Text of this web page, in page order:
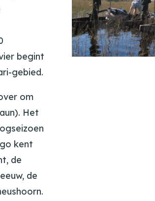
begint
gebied.
om
Het
kent
de
de